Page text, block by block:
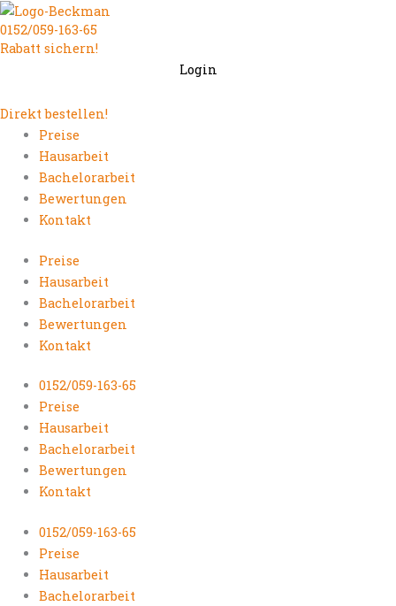
Zum
Inhalt
springen
0152/059-163-65
Rabatt sichern!
Login
Direkt bestellen!
Preise
Hausarbeit
Bachelorarbeit
Bewertungen
Kontakt
Preise
Hausarbeit
Bachelorarbeit
Bewertungen
Kontakt
0152/059-163-65
Preise
Hausarbeit
Bachelorarbeit
Bewertungen
Kontakt
0152/059-163-65
Preise
Hausarbeit
Bachelorarbeit